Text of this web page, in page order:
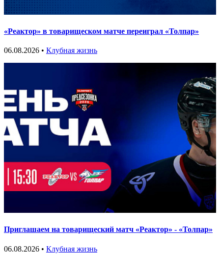
«Реактор» в товарищеском матче переиграл «Толпар»
06.08.2026 • Клубная жизнь
Приглашаем на товарищеский матч «Реактор» - «Толпар»
06.08.2026 • Клубная жизнь